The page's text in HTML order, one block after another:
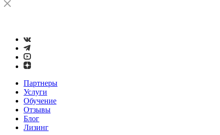
Партнеры
Услуги
Обучение
Отзывы
Блог
Лизинг